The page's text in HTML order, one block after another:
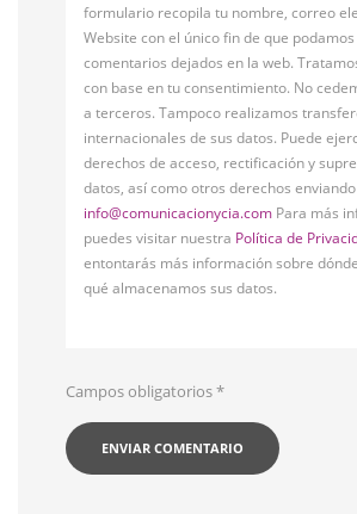
formulario recopila tu nombre, correo
Website con el único fin de que
comentarios dejados en la web.
con base en tu consentimiento. No
a terceros. Tampoco realizamos
internacionales de sus datos. Puede
derechos de acceso, rectificación y
datos, así como otros derechos
info@comunicacionycia.com Para más
puedes visitar nuestra Política de
entontarás más información sobre
qué almacenamos sus datos.
Campos obligatorios*